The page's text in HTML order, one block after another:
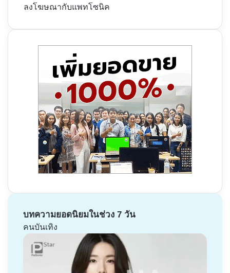
ลงโฆษณากับแพทโซนิค
บทความยอดนิยมในช่วง 7 วัน
คนบันเทิง